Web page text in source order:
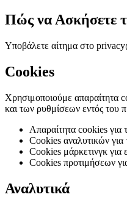
Πώς να Ασκήσετε
Υποβάλετε αίτημα στο
Cookies
Χρησιμοποιούμε απαραίτητα
και των ρυθμίσεων εντός του
Απαραίτητα cookies για
Cookies αναλυτικών
Cookies μάρκετινγκ για
Cookies προτιμήσεων
Αναλυτικά